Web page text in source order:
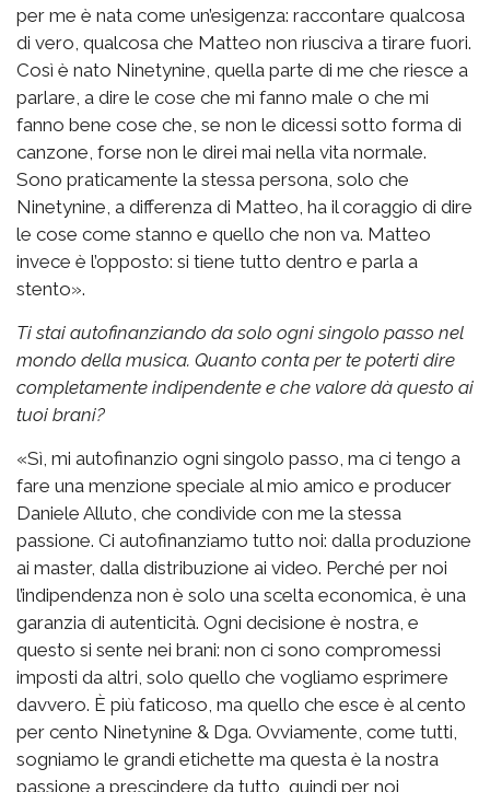
per me è nata come un’esigenza: raccontare qualcosa
di vero, qualcosa che Matteo non riusciva a tirare fuori.
Così è nato Ninetynine, quella parte di me che riesce a
parlare, a dire le cose che mi fanno male o che mi
fanno bene cose che, se non le dicessi sotto forma di
canzone, forse non le direi mai nella vita normale.
Sono praticamente la stessa persona, solo che
Ninetynine, a differenza di Matteo, ha il coraggio di dire
le cose come stanno e quello che non va. Matteo
invece è l’opposto: si tiene tutto dentro e parla a
stento».
Ti stai autofinanziando da solo ogni singolo passo nel
mondo della musica. Quanto conta per te poterti dire
completamente indipendente e che valore dà questo ai
tuoi brani?
«Sì, mi autofinanzio ogni singolo passo, ma ci tengo a
fare una menzione speciale al mio amico e producer
Daniele Alluto, che condivide con me la stessa
passione. Ci autofinanziamo tutto noi: dalla produzione
ai master, dalla distribuzione ai video. Perché per noi
l’indipendenza non è solo una scelta economica, è una
garanzia di autenticità. Ogni decisione è nostra, e
questo si sente nei brani: non ci sono compromessi
imposti da altri, solo quello che vogliamo esprimere
davvero. È più faticoso, ma quello che esce è al cento
per cento Ninetynine & Dga. Ovviamente, come tutti,
sogniamo le grandi etichette ma questa è la nostra
passione a prescindere da tutto, quindi per noi